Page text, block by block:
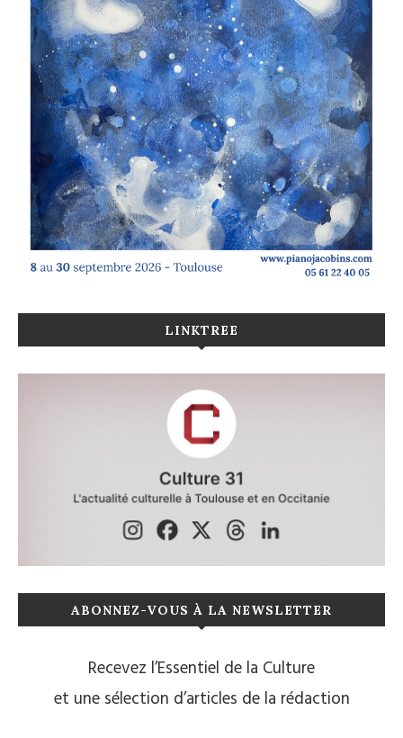
LINKTREE
ABONNEZ-VOUS À LA NEWSLETTER
Recevez l’Essentiel de la Culture
et une sélection d’articles de la rédaction